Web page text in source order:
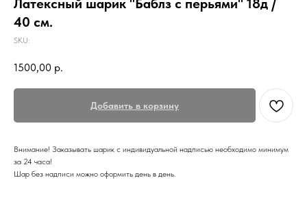
Латексный шарик "Баблз с перьями" 18д /
40 см.
SKU:
1500,00 р.
Добавить в корзину
Внимание! Заказывать шарик с индивидуальной надписью необходимо минимум
за 24 часа!
Шар без надписи можно оформить день в день.